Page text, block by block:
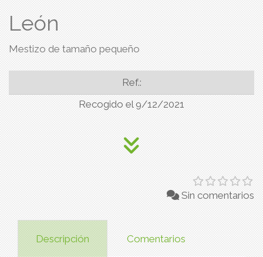
León
Mestizo de tamaño pequeño
Ref.:
Recogido el 9/12/2021
Sin comentarios
Descripción Comentarios